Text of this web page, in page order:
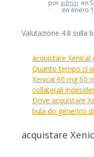
por admin en
en enero
Valutazione 4.8 sulla
acquistare Xenical
Quanto tempo ci
Xenical 60 mg 60
collaterali
Dove acquistare
bula do generico
acquistare